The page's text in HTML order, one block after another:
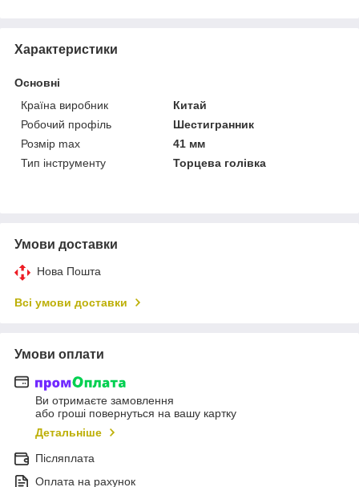
Характеристики
Основні
Країна виробник
Китай
Робочий профіль
Шестигранник
Розмір max
41 мм
Тип інструменту
Торцева голівка
Умови доставки
Нова Пошта
Всі умови доставки
Умови оплати
Ви отримаєте замовлення
або гроші повернуться на вашу картку
Детальніше
Післяплата
Оплата на рахунок